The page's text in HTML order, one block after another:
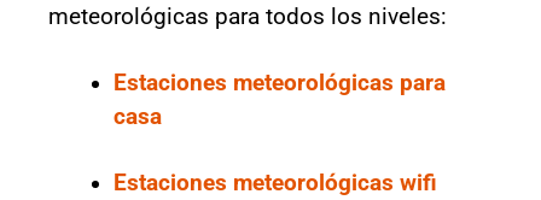
meteorológicas para todos los niveles:
Estaciones meteorológicas para
casa
Estaciones meteorológicas wifi